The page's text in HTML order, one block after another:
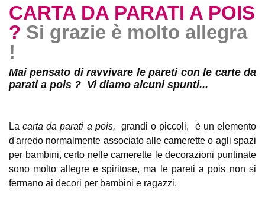
CARTA DA PARATI A POIS ?Si
grazie è molto allegra !
Mai pensato di ravvivare le pareti con le carte da parati
a pois ? Vi diamo alcuni spunti...
d'arredo normalmente associato alle camerette o agli
spazi per bambini, certo nelle camerette le decorazioni
puntinate sono molto allegre e spiritose, ma le pareti a pois
non si fermano ai decori per bambini e ragazzi.
Nel vasto campionario dellecarte a pois